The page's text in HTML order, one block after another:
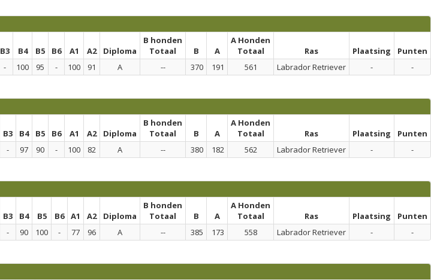
B3 B4 B5 B6 A1 A2 Diploma
B honden
Totaal
B A
A Honden
Totaal
Ras Plaatsing
Punten
- 100 95 - 100 91 A -- 370 191 561 Labrador Retriever - -
B3 B4 B5 B6 A1 A2 Diploma
B honden
Totaal
B A
A Honden
Totaal
Ras Plaatsing
Punten
- 97 90 - 100 82 A -- 380 182 562 Labrador Retriever - -
B3 B4 B5 B6 A1 A2 Diploma
B honden
Totaal
B A
A Honden
Totaal
Ras Plaatsing
Punten
- 90 100 - 77 96 A -- 385 173 558 Labrador Retriever - -